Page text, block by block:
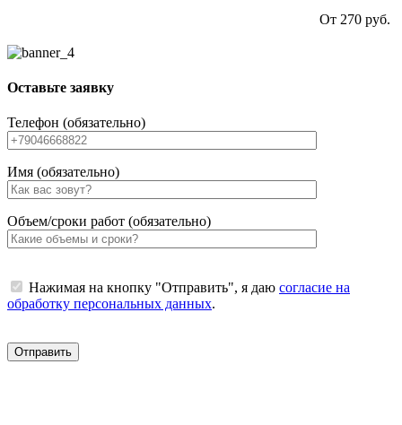
От 270 руб.
Оставьте заявку
Телефон (обязательно)
Имя (обязательно)
Объем/сроки работ (обязательно)
Нажимая на кнопку "Отправить", я даю согласие на
обработку персональных данных.